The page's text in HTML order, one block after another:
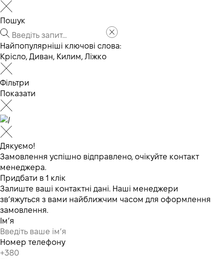
Пошук
Найпопулярніші ключові слова:
Крісло, Диван, Килим, Ліжко
Фільтри
Показати
Дякуємо!
Замовлення успішно відправлено, очікуйте контакт
менеджера.
Придбати в 1 клік
Залиште ваші контактні дані. Наші менеджери
зв’яжуться з вами найближчим часом для оформлення
замовлення.
Ім’я
Номер телефону